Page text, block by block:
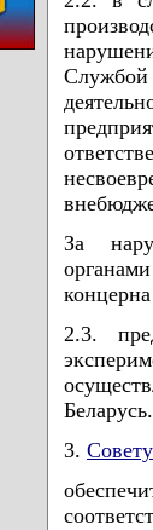
За
2.3.
Беларусь.
3.